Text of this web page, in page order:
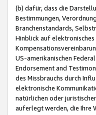
(b) dafür, dass die
Bestimmungen,
Branchenstandards,
Hinblick auf
US-amerikanischen
Endorsement and
des Missbrauchs durch
elektronische
natürlichen oder
auferlegt werden, die Ihre